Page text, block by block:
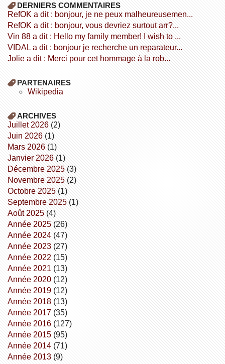
DERNIERS COMMENTAIRES
refOK a dit : bonjour, je ne peux malheureusemen...
refOK a dit : bonjour, vous devriez surtout arr?...
Vin 88 a dit : Hello my family member! I wish to ...
VIDAL a dit : bonjour je recherche un reparateur...
Jolie a dit : Merci pour cet hommage à la rob...
PARTENAIRES
wikipedia
ARCHIVES
juillet 2026(2)
juin 2026(1)
mars 2026(1)
janvier 2026(1)
décembre 2025(3)
novembre 2025(2)
octobre 2025(1)
septembre 2025(1)
août 2025(4)
année 2025(26)
année 2024(47)
année 2023(27)
année 2022 (15)
année 2021 (13)
année 2020(12)
année 2019(12)
année 2018(13)
année 2017(35)
année 2016(127)
année 2015(95)
année 2014(71)
année 2013(9)